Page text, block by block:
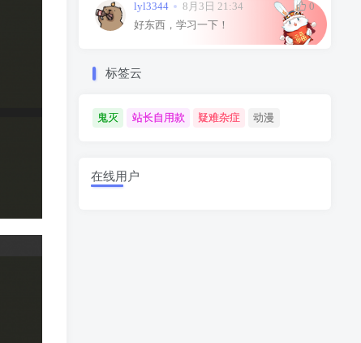
lyl3344 8月3日 21:34
0
好东西，学习一下！
标签云
鬼灭 站长自用款 疑难杂症 动漫
在线用户